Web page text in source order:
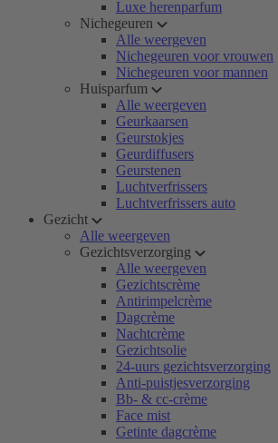
Luxe herenparfum
Nichegeuren
Alle weergeven
Nichegeuren voor vrouwen
Nichegeuren voor mannen
Huisparfum
Alle weergeven
Geurkaarsen
Geurstokjes
Geurdiffusers
Geurstenen
Luchtverfrissers
Luchtverfrissers auto
Gezicht
Alle weergeven
Gezichtsverzorging
Alle weergeven
Gezichtscrème
Antirimpelcrème
Dagcrème
Nachtcrème
Gezichtsolie
24-uurs gezichtsverzorging
Anti-puistjesverzorging
Bb- & cc-crème
Face mist
Getinte dagcrème